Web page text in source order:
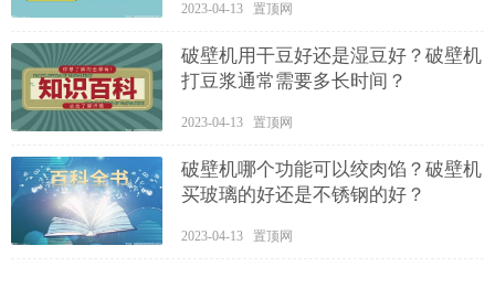
2023-04-13 置顶网
破壁机用干豆好还是湿豆好？破壁机
打豆浆通常需要多长时间？
2023-04-13 置顶网
破壁机哪个功能可以绞肉馅？破壁机
买玻璃的好还是不锈钢的好？
2023-04-13 置顶网